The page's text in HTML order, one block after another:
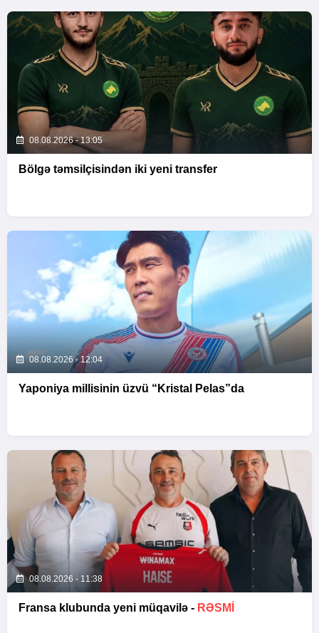
08.08.2026 - 13:05
Bölgə təmsilçisindən iki yeni transfer
08.08.2026 - 12:04
Yaponiya millisinin üzvü “Kristal Pelas”da
08.08.2026 - 11:38
Fransa klubunda yeni müqavilə - RƏSMİ